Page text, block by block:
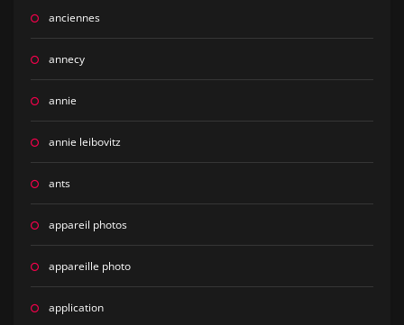
anciennes
annecy
annie
annie leibovitz
ants
appareil photos
appareille photo
application